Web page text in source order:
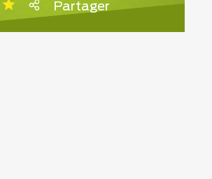
Partager